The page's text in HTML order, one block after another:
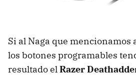
Si al Naga que mencionamos
los botones programables
resultado elRazer